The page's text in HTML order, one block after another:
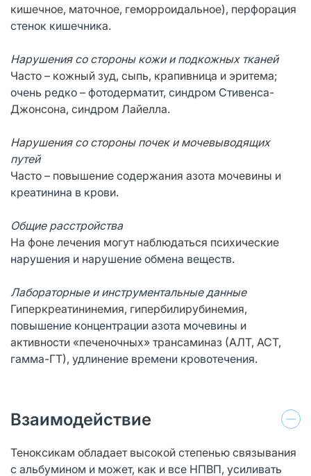
кишечное, маточное, геморроидальное), перфорация
стенок кишечника.
Нарушения со стороны кожи и подкожных тканей
Часто – кожный зуд, сыпь, крапивница и эритема;
очень редко – фотодерматит, синдром Стивенса-
Джонсона, синдром Лайелла.
Нарушения со стороны почек и мочевыводящих
путей
Часто – повышение содержания азота мочевины и
креатинина в крови.
Общие расстройства
На фоне лечения могут наблюдаться психические
нарушения и нарушение обмена веществ.
Лабораторные и инструментальные данные
Гиперкреатининемия, гипербилирубинемия,
повышение концентрации азота мочевины и
активности «печеночных» трансаминаз (АЛТ, АСТ,
гамма-ГТ), удлинение времени кровотечения.
Взаимодействие
Теноксикам обладает высокой степенью связывания
с альбумином и может, как и все НПВП, усиливать